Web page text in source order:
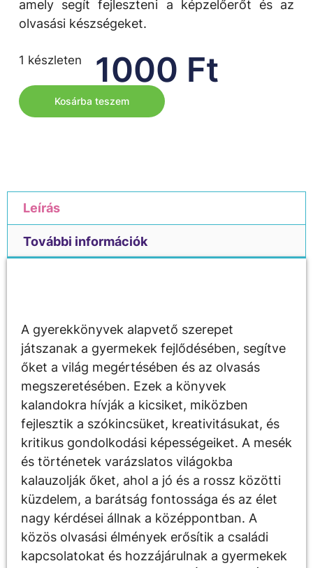
amely segít fejleszteni a képzelőerőt és az
olvasási készségeket.
1000 Ft
1 készleten
Kosárba teszem
Leírás
További információk
A gyerekkönyvek alapvető szerepet
játszanak a gyermekek fejlődésében, segítve
őket a világ megértésében és az olvasás
megszeretésében. Ezek a könyvek
kalandokra hívják a kicsiket, miközben
fejlesztik a szókincsüket, kreativitásukat, és
kritikus gondolkodási képességeiket. A mesék
és történetek varázslatos világokba
kalauzolják őket, ahol a jó és a rossz közötti
küzdelem, a barátság fontossága és az élet
nagy kérdései állnak a középpontban. A
közös olvasási élmények erősítik a családi
kapcsolatokat és hozzájárulnak a gyermekek